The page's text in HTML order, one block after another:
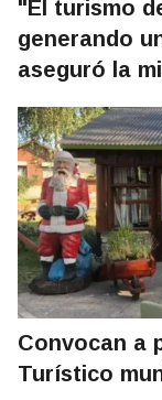
"El turismo
generando
aseguró la
Convocan a
Turístico